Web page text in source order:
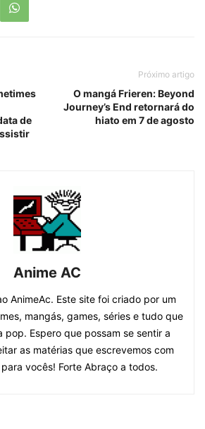
de
Próximo artigo
O mangá Frieren: Beyond
Journey’s End retornará do
hiato em 7 de agosto
Anime AC
AnimeAc. Este site foi criado por um
mangás, games, séries e tudo que
pop. Espero que possam se sentir a
as matérias que escrevemos com
vocês! Forte Abraço a todos.